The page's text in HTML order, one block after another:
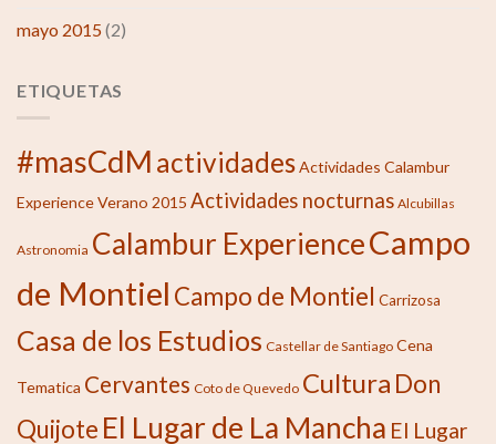
mayo 2015(2)
ETIQUETAS
#masCdM actividadesActividades Calambur
Experience Verano 2015 Actividades nocturnas Alcubillas
Astronomia Calambur ExperienceCampo
de Montiel Campo de Montiel Carrizosa
Casa de los Estudios Castellar de Santiago Cena
Tematica Cervantes Coto de Quevedo Cultura Don
Quijote El Lugar de La Mancha El Lugar